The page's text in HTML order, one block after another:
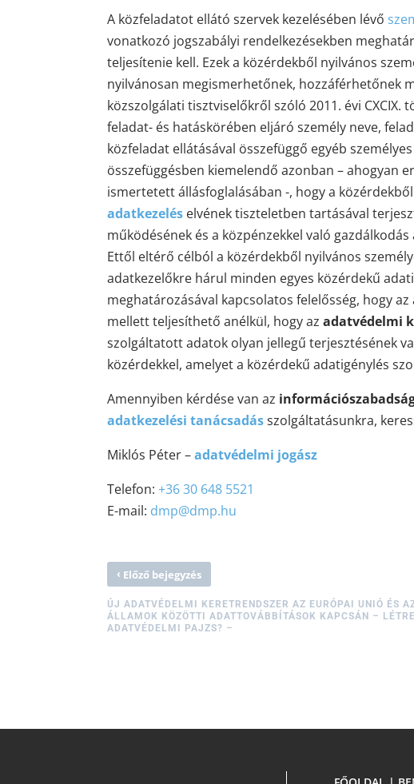
A közfeladatot ellátó szervek kezelésében lévő
vonatkozó jogszabályi rendelkezésekben
teljesítenie kell. Ezek a közérdekből nyilvános
nyilvánosan megismerhetőnek, hozzáférhetőnek
közszolgálati tisztviselőkről szóló 2011. évi
feladat- és hatáskörében eljáró személy neve,
közfeladat ellátásával összefüggő egyéb
összefüggésben kiemelendő azonban – ahogyan
ismertetett állásfoglalásában -, hogy a
adatkezelés elvének tiszteletben tartásával
működésének és a közpénzekkel való
Ettől eltérő célból a közérdekből nyilvános
adatkezelőkre hárul minden egyes közérdekű
meghatározásával kapcsolatos felelősség, hogy
mellett teljesíthető anélkül, hogy azadatvédelmi
szolgáltatott adatok olyan jellegű terjesztésének
közérdekkel, amelyet a közérdekű adatigénylés
Amennyiben kérdése van az
adatkezelési tanácsadásszolgáltatásunkra,
Miklós Péter –adatvédelmi jogász
Telefon:+36 30 648 5521
E-mail: dmp@dmp.hu
‹ Előző bejegyzés
ÚJ ADATVÉDELMI KERETRENDSZER AZ EURÓPAI UNIÓ ÉS
ÁLLAMOK KÖZÖTTI ADATTOVÁBBÍTÁSOK KAPCSÁN –
ADATVÉDELMI PAJZS? –